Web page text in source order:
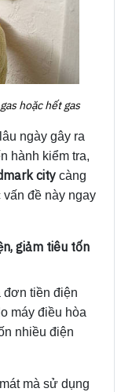
hoặc hết gas
ngày gây ra
hành kiểm tra,
city càng
đề này ngay
giảm tiêu tốn
đơn tiền điện
máy điều hòa
nhiều điện
mà sử dụng